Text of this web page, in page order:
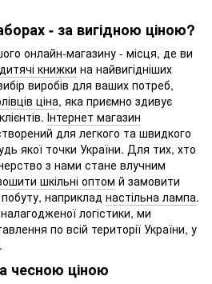
- за вигідною ціною?
онлайн-магазину - місця, де ви
книжки на найвигідніших
виробів для ваших потреб,
ціна, яка приємно здивує
Інтернет магазин
для легкого та швидкого
якої точки України. Для тих, хто
з нами стане влучним
шкільні оптом й замовити
наприклад настільна лампа.
логістики, ми
по всій території України, у
чесною ціною